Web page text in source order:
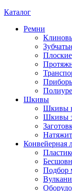
Каталог
Ремни
Плоские
Шкивы
Шкивы
Шкивы
Конвейерная
Подбор